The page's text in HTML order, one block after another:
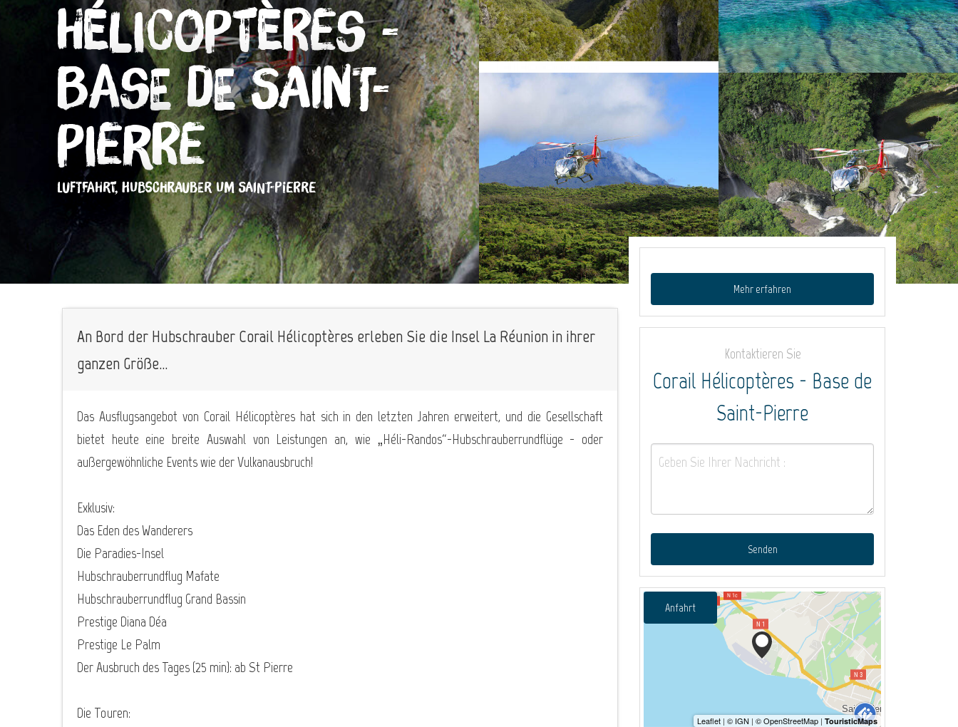
Hélicoptères -
Base de Saint-
Pierre
LUFTFAHRT, HUBSCHRAUBER UM SAINT-PIERRE
An Bord der Hubschrauber Corail Hélicoptères erleben Sie die Insel La Réunion in ihrer
ganzen Größe…
Das Ausflugsangebot von Corail Hélicoptères hat sich in den letzten Jahren erweitert, und die Gesellschaft
bietet heute eine breite Auswahl von Leistungen an, wie „Héli-Randos“-Hubschrauberrundflüge - oder
außergewöhnliche Events wie der Vulkanausbruch!
Exklusiv:
Das Eden des Wanderers
Die Paradies-Insel
Hubschrauberrundflug Mafate
Hubschrauberrundflug Grand Bassin
Prestige Diana Déa
Prestige Le Palm
Der Ausbruch des Tages (25 min): ab St Pierre
Die Touren:
Mehr erfahren
Kontaktieren Sie
Corail Hélicoptères - Base de
Saint-Pierre
Senden
Anfahrt